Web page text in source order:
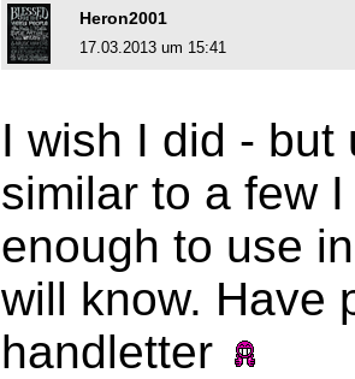
Heron2001
17.03.2013 um 15:41
I wish I did - but
similar to a few
enough to use
will know. Have
handletter